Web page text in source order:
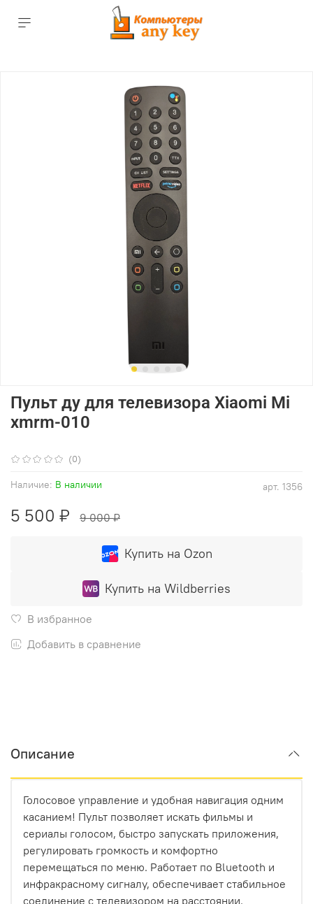
(0)
арт. 1356
Наличие: В наличии
Пульт ду для телевизора Xiaomi Mi
xmrm-010
5 500 ₽ 9 000 ₽
Купить на Ozon
Купить на Wildberries
В избранное
Добавить в сравнение
Описание
Голосовое управление и удобная навигация одним
касанием! Пульт позволяет искать фильмы и
сериалы голосом, быстро запускать приложения,
регулировать громкость и комфортно
перемещаться по меню. Работает по Bluetooth и
инфракрасному сигналу, обеспечивает стабильное
соединение с телевизором на расстоянии.